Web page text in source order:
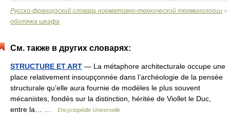
Русско-французский словарь нормативно-технической терминологии >
оболочка шкафа
См. также в других словарях:
STRUCTURE ET ART — La métaphore architecturale occupe une
place relativement insoupçonnée dans l’archéologie de la pensée
structurale qu’elle aura fournie de modèles le plus souvent
mécanistes, fondés sur la distinction, héritée de Viollet le Duc,
entre la… …
Encyclopédie Universelle